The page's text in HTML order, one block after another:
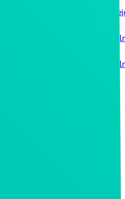
Összes
Ipari
Ipari